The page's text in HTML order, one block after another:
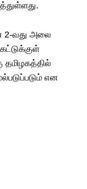
2-வது அலை
தமிழகத்தில்
என